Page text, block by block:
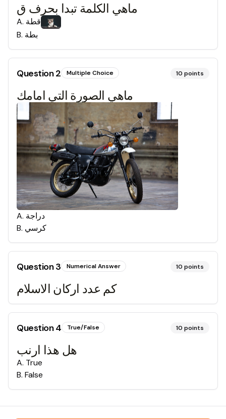
ماهي الكلمة تبدا بحرف ق
A. قطة
B. بطة
Question2 Multiple Choice 10 points
ماهي الصورة التي امامك
A. دراجة
B. كرسي
Question3 Numerical Answer 10 points
كم عدد اركان الاسلام
Question4 True/False 10 points
هل هذا ارنب
A. True
B. False